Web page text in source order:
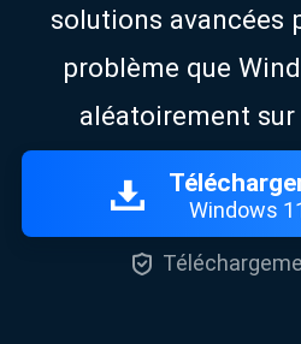
solutions avancées
problème que
aléatoirement
Windows
